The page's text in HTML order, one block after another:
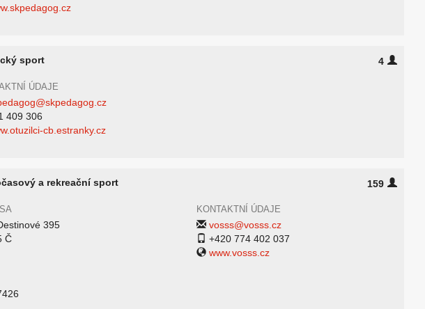
sport 4
ÚDAJE
409 306
cb.estranky.cz
a rekreační sport 159
395
Č
KONTAKTNÍ ÚDAJE
vosss@vosss.cz
+420 774 402 037
www.vosss.cz